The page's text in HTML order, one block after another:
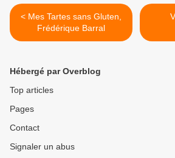
< Mes Tartes sans Gluten,
Frédérique Barral
Hébergé par Overblog
Top articles
Pages
Contact
Signaler un abus